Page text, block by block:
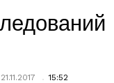
21.11.2017 15:52